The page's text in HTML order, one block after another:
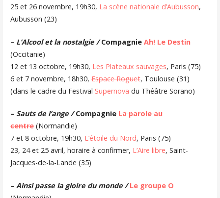
25 et 26 novembre, 19h30, La scène nationale d’Aubusson,
Aubusson (23)
– L’Alcool et la nostalgie /Compagnie Ah! Le Destin
(Occitanie)
12 et 13 octobre, 19h30, Les Plateaux sauvages, Paris (75)
6 et 7 novembre, 18h30,Espace Roguet, Toulouse (31)
(dans le cadre du Festival Supernova du Théâtre Sorano)
– Sauts de l’ange /CompagnieLa parole au
centre (Normandie)
7 et 8 octobre, 19h30, L’étoile du Nord, Paris (75)
23, 24 et 25 avril, horaire à confirmer, L’Aire libre, Saint-
Jacques-de-la-Lande (35)
– Ainsi passe la gloire du monde / Le groupe O